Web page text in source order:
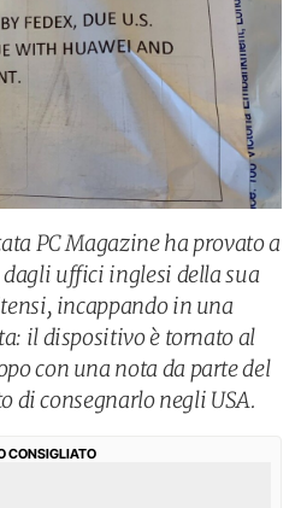
PC Magazine ha provato a
uffici inglesi della sua
incappando in una
il dispositivo è tornato al
con una nota da parte del
di consegnarlo negli USA.
CONSIGLIATO